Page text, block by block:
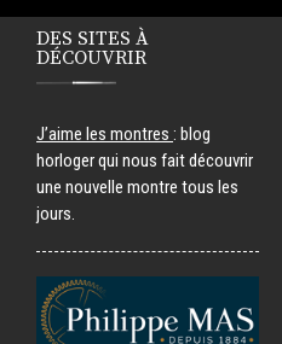
DES SITES À
DÉCOUVRIR
J’aime les montres : blog
horloger qui nous fait découvrir
une nouvelle montre tous les
jours.